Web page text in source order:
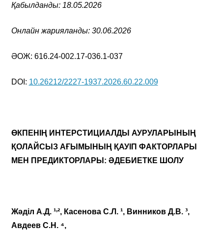
Қабылданды: 18.05.2026
Онлайн жарияланды: 30.06.2026
ӘОЖ: 616.24-002.17-036.1-037
DOI: 10.26212/2227-1937.2026.60.22.009
ӨКПЕНІҢ ИНТЕРСТИЦИАЛДЫ АУРУЛАРЫНЫҢ
ҚОЛАЙСЫЗ АҒЫМЫНЫҢ ҚАУІП ФАКТОРЛАРЫ
МЕН ПРЕДИКТОРЛАРЫ: ӘДЕБИЕТКЕ ШОЛУ
Жәділ А.Д. ¹,², Касенова С.Л. ¹, Винников Д.В. ³,
Авдеев С.Н. ⁴,